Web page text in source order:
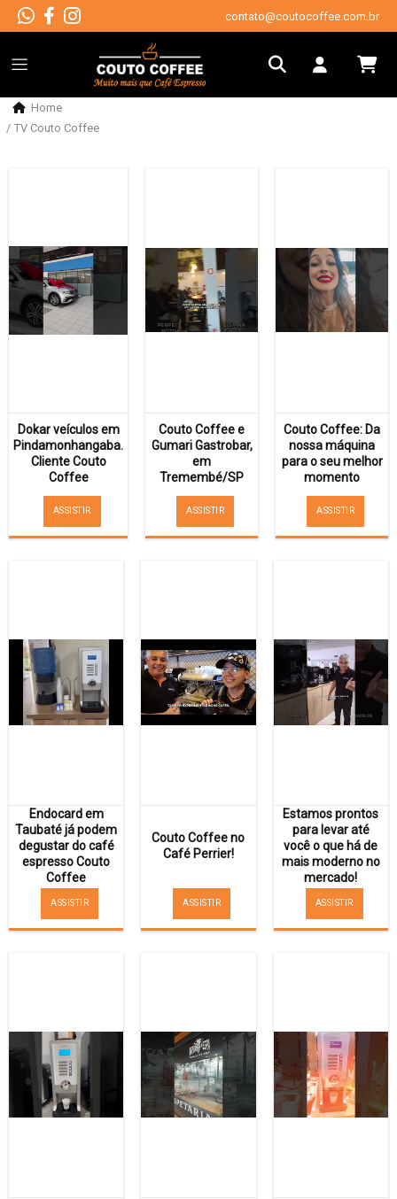
contato@coutocoffee.com.br
Home
TV Couto Coffee
Dokar veículos em
Pindamonhangaba.
Cliente Couto
Coffee
ASSISTIR
Couto Coffee e
Gumari Gastrobar,
em
Tremembé/SP
ASSISTIR
Couto Coffee: Da
nossa máquina
para o seu melhor
momento
ASSISTIR
Endocard em
Taubaté já podem
degustar do café
espresso Couto
Coffee
ASSISTIR
Couto Coffee no
Café Perrier!
ASSISTIR
Estamos prontos
para levar até
você o que há de
mais moderno no
mercado!
ASSISTIR